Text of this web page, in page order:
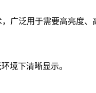
广泛用于需要高亮度
境下清晰显示。